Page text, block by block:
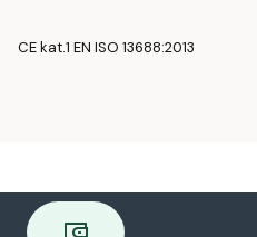
CE kat.1 EN ISO 13688:2013